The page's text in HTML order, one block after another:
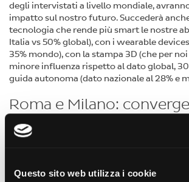
Questo sito web utilizza i cookie
degli intervistati a livello mondiale,
impatto sul nostro futuro. Succederà
tecnologia che rende più smart le nostre
Italia vs 50% global), con i wearable
35% mondo), con la stampa 3D (che per
minore influenza rispetto al dato global,
guida autonoma (dato nazionale al 28% e
Roma e Milano:
abitudini tecnologiche e
pagamenti smart
studio Mastercard, si nota come le due